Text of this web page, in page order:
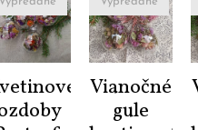
Vianočné
gule